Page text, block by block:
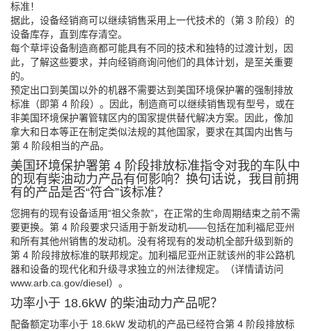
标准！
据此，设备经销商可以继续销售采用上一代技术的（第 3 阶段）的
设备库存，直到库存清空。
每个草坪设备制造商都可能具有不同的技术和独特的过渡计划，因
此，了解这些要求，并向经销商询问他们的具体计划，是至关重要
的。
预定出口到美国以外的机器不需要达到美国环境保护署的强制排放
标准（即第 4 阶段）。因此，制造商可以继续销售现有型号，或在
非美国环境保护署管辖区内的国家提供替代解决方案。因此，像加
拿大和日本等正在制定类似法规的其他国家，要求在其国内出售与
第 4 阶段相当的产品。
美国环境保护署第 4 阶段排放标准指令对我的车队中
的现有柴油动力产品有何影响？换句话说，我目前拥
有的产品是否“符合”该标准？
您拥有的现有设备适用“祖父条款”，在正常的生命周期结束之前不需
要更换。第 4 阶段要求只适用于新发动机——包括在加利福尼亚州
和所有其他州销售的发动机。没有将现有的发动机全部升级到新的
第 4 阶段排放标准的联邦规定。加利福尼亚州正就该州的非公路机
器和设备的现代化和升级寻求独立的州法律规定。（详情请访问
www.arb.ca.gov/diesel）。
功率小于 18.6kW 的柴油动力产品呢？
配备额定功率小于 18.6kW 发动机的产品已经符合第 4 阶段排放标